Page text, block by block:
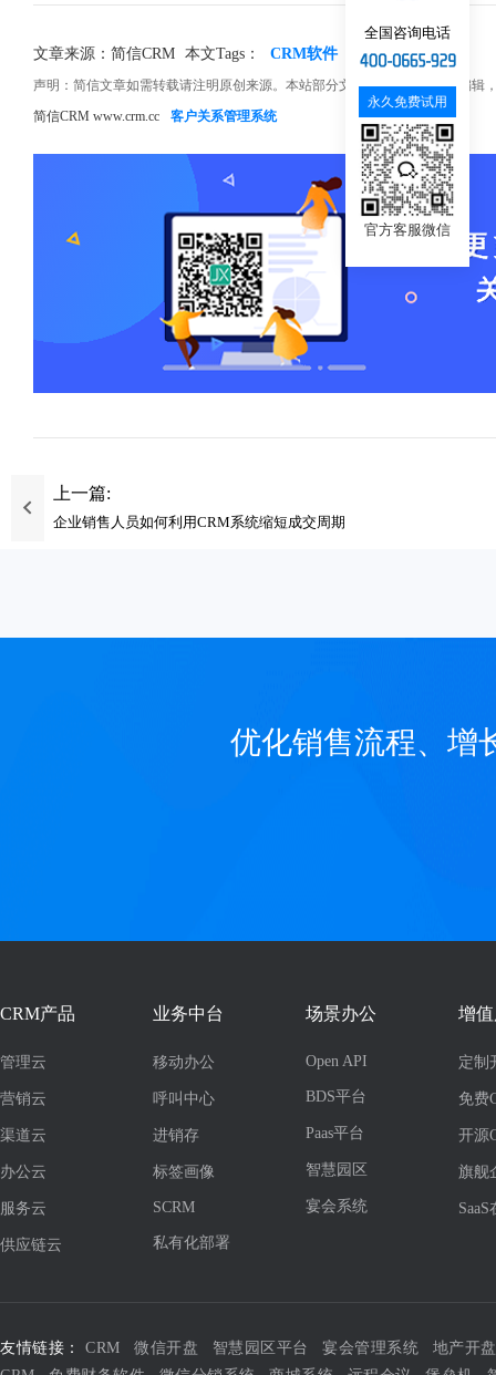
文章来源：简信CRM 本文Tags： CRM软件 企业使用 好处
声明：简信文章如需转载请注明原创来源。本站部分文章和图片来源网络编
简信CRM www.crm.cc
客户关系管理系统
上一篇:
企业销售人员如何利用CRM系统缩短成交周期
优化销售流程、增
CRM产品
管理云
营销云
渠道云
办公云
服务云
供应链云
业务中台
移动办公
呼叫中心
进销存
标签画像
SCRM
私有化部署
场景办公
Open API
BDS平台
Paas平台
智慧园区
宴会系统
增
定制
免费
开源
旗舰
友情链接： CRM 微信开盘 智慧园区平台 宴会管理系统
地产开
全国咨询电话
永久免费试用
官方客服微信